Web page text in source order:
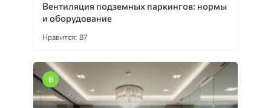
Вентиляция подземных паркингов: нормы
и оборудование
Нравится: 87